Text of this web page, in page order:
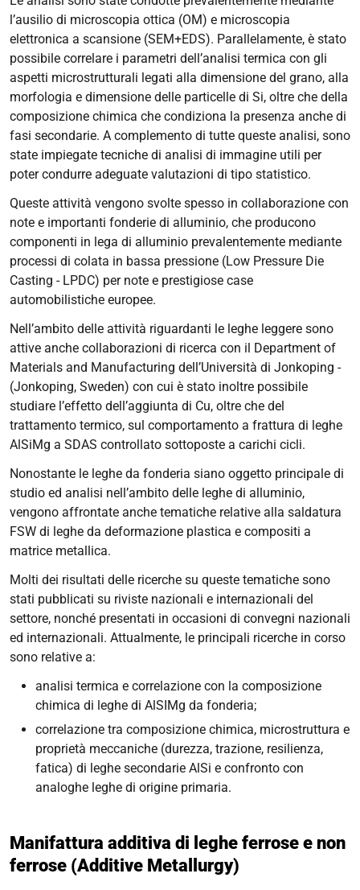
l’ausilio di microscopia ottica (OM) e microscopia
elettronica a scansione (SEM+EDS). Parallelamente, è stato
possibile correlare i parametri dell’analisi termica con gli
aspetti microstrutturali legati alla dimensione del grano, alla
morfologia e dimensione delle particelle di Si, oltre che della
composizione chimica che condiziona la presenza anche di
fasi secondarie. A complemento di tutte queste analisi, sono
state impiegate tecniche di analisi di immagine utili per
poter condurre adeguate valutazioni di tipo statistico.
Queste attività vengono svolte spesso in collaborazione con
note e importanti fonderie di alluminio, che producono
componenti in lega di alluminio prevalentemente mediante
processi di colata in bassa pressione (Low Pressure Die
Casting - LPDC) per note e prestigiose case
automobilistiche europee.
Nell’ambito delle attività riguardanti le leghe leggere sono
attive anche collaborazioni di ricerca con il Department of
Materials and Manufacturing dell’Università di Jonkoping -
(Jonkoping, Sweden) con cui è stato inoltre possibile
studiare l’effetto dell’aggiunta di Cu, oltre che del
trattamento termico, sul comportamento a frattura di leghe
AlSiMg a SDAS controllato sottoposte a carichi cicli.
Nonostante le leghe da fonderia siano oggetto principale di
studio ed analisi nell’ambito delle leghe di alluminio,
vengono affrontate anche tematiche relative alla saldatura
FSW di leghe da deformazione plastica e compositi a
matrice metallica.
Molti dei risultati delle ricerche su queste tematiche sono
stati pubblicati su riviste nazionali e internazionali del
settore, nonché presentati in occasioni di convegni nazionali
ed internazionali. Attualmente, le principali ricerche in corso
sono relative a:
analisi termica e correlazione con la composizione
chimica di leghe di AlSIMg da fonderia;
correlazione tra composizione chimica, microstruttura e
proprietà meccaniche (durezza, trazione, resilienza,
fatica) di leghe secondarie AlSi e confronto con
analoghe leghe di origine primaria.
Manifattura additiva di leghe ferrose e non
ferrose (Additive Metallurgy)